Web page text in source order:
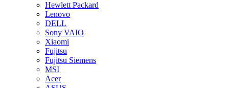
Hewlett Packard
Lenovo
DELL
Sony VAIO
Xiaomi
Fujitsu
Fujitsu Siemens
MSI
Acer